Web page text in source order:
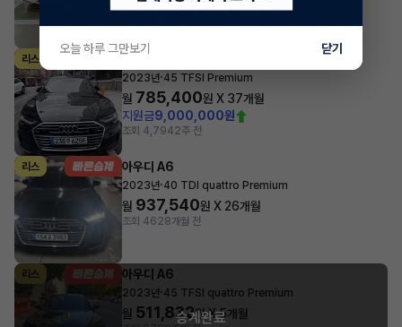
지원금6,000,000원
조회 1,2021주 전
리스 아우디 A6
2023년·45 TFSI Premium
월 785,400원 X 37개월
지원금9,000,000원
조회 4,7942주 전
리스 아우디 A6
2023년·40 TDI quattro Premium
월 937,540원 X 26개월
조회 4628개월 전
리스 아우디 A6
2023년· 45 TFSI quattro Premium
월 511,832원 X5개월
승계완료
오늘 하루 그만보기 닫기